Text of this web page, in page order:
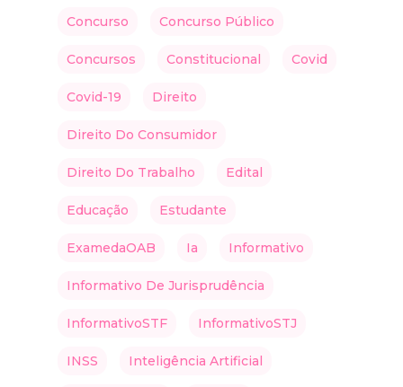
Concurso Concurso Público
Concursos Constitucional Covid
Covid-19 Direito
Direito Do Consumidor
Direito Do Trabalho Edital
Educação Estudante
ExamedaOAB Ia Informativo
Informativo De Jurisprudência
InformativoSTF InformativoSTJ
INSS Inteligência Artificial